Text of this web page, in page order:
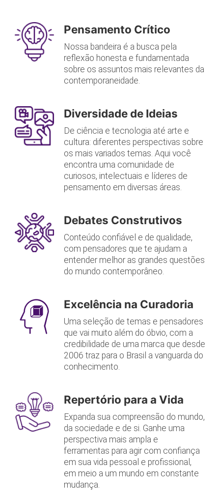
Pensamento Crítico
Nossa bandeira é a busca pela
reflexão honesta e fundamentada
sobre os assuntos mais relevantes da
contemporaneidade.
Diversidade de Ideias
De ciência e tecnologia até arte e
cultura: diferentes perspectivas sobre
os mais variados temas. Aqui você
encontra uma comunidade de
curiosos, intelectuais e líderes de
pensamento em diversas áreas.
Debates Construtivos
Conteúdo confiável e de qualidade,
com pensadores que te ajudam a
entender melhor as grandes questões
do mundo contemporâneo.
Excelência na Curadoria
Uma seleção de temas e pensadores
que vai muito além do óbvio, com a
credibilidade de uma marca que desde
2006 traz para o Brasil a vanguarda do
conhecimento.
Repertório para a Vida
Expanda sua compreensão do mundo,
da sociedade e de si. Ganhe uma
perspectiva mais ampla e
ferramentas para agir com confiança
em sua vida pessoal e profissional,
em meio a um mundo em constante
mudança.